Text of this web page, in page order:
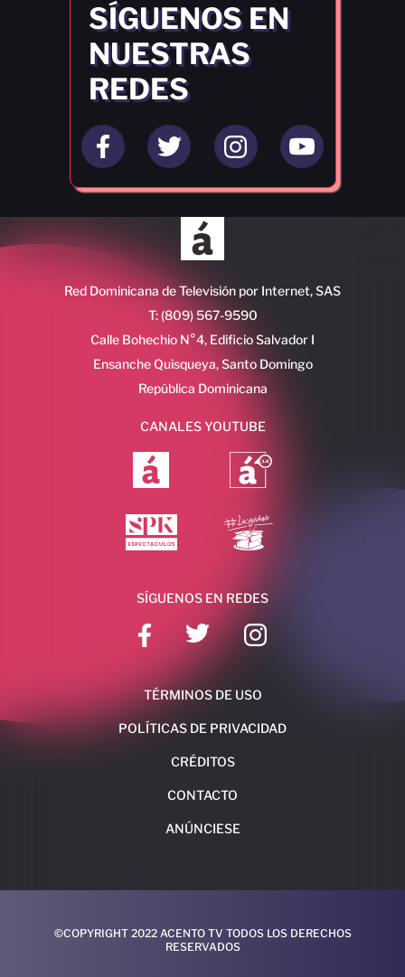
SÍGUENOS EN
NUESTRAS
REDES
Red Dominicana de Televisión por Internet, SAS
T: (809) 567-9590
Calle Bohechio N°4, Edificio Salvador I
Ensanche Quisqueya, Santo Domingo
República Dominicana
CANALES YOUTUBE
SÍGUENOS EN REDES
TÉRMINOS DE USO
POLÍTICAS DE PRIVACIDAD
CRÉDITOS
CONTACTO
ANÚNCIESE
©COPYRIGHT 2022 ACENTO TV TODOS LOS DERECHOS
RESERVADOS